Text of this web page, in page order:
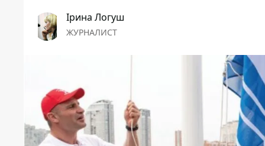
Ірина Логуш
ЖУРНАЛИСТ